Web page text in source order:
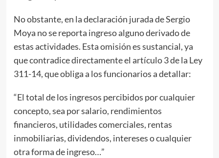
No obstante, en la declaración jurada de Sergio
Moya no se reporta ingreso alguno derivado de
estas actividades. Esta omisión es sustancial, ya
que contradice directamente el artículo 3 de la Ley
311-14, que obliga a los funcionarios a detallar:
“El total de los ingresos percibidos por cualquier
concepto, sea por salario, rendimientos
financieros, utilidades comerciales, rentas
inmobiliarias, dividendos, intereses o cualquier
otra forma de ingreso…”